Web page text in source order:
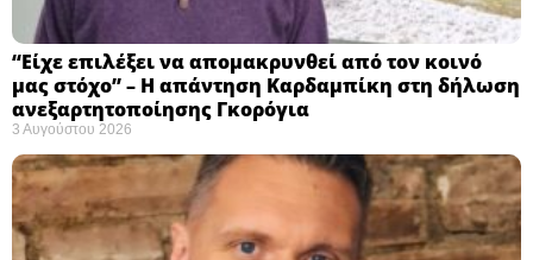
“Είχε επιλέξει να απομακρυνθεί από τον κοινό
μας στόχο” – Η απάντηση Καρδαμπίκη στη δήλωση
ανεξαρτητοποίησης Γκορόγια
3 Αυγούστου 2026